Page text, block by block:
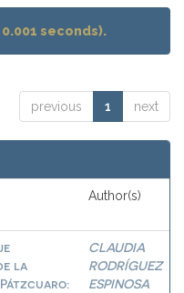
seconds).
previous 1 next
Author(s)
la
CLAUDIA
RODRÍGUEZ
ESPINOSA